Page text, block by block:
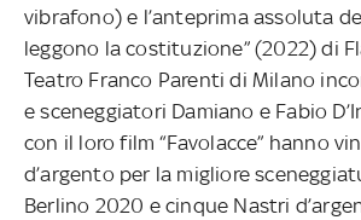
vibrafono) e l’anteprima assoluta
leggono la costituzione” (2022) di
Teatro Franco Parenti di Milano
e sceneggiatori Damiano e Fabio
con il loro film “Favolacce” hanno
d’argento per la migliore
Berlino 2020 e cinque Nastri